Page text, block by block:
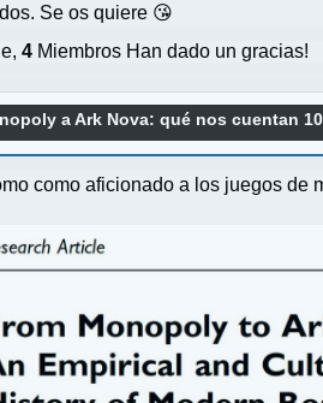
Se os quiere 😘
4 Miembros Han dado un gracias!
a Ark Nova: qué nos cuentan
como aficionado a los juegos